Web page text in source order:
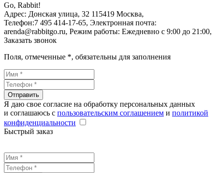
Go, Rabbit!
Адрес: Донская улица, 32 115419 Москва,
Телефон:7 495 414-17-65, Электронная почта:
arenda@rabbitgo.ru, Режим работы: Ежедневно с 9:00 до 21:00,
Заказать звонок
Поля, отмеченные *, обязательны для заполнения
Отправить
Я даю свое согласие на обработку персональных данных
и соглашаюсь с пользовательским соглашением и политикой
конфиденциальности
Быстрый заказ